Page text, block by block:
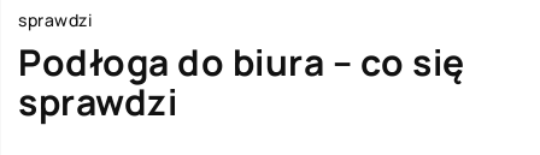
sprawdzi
Podłoga do biura – co się
sprawdzi